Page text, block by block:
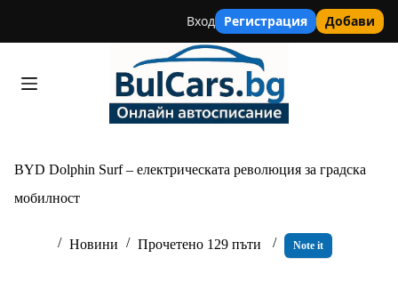
Вход Регистрация Добави
BYD Dolphin Surf – електрическата революция за градска
мобилност
Новини Прочетено 129 пъти Note it